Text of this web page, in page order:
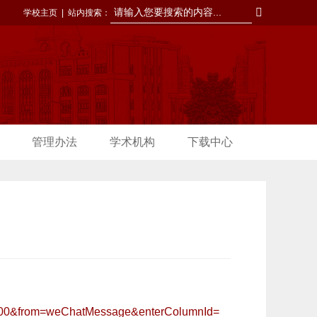
学校主页 站内搜索：
管理办法 学术机构 下载中心